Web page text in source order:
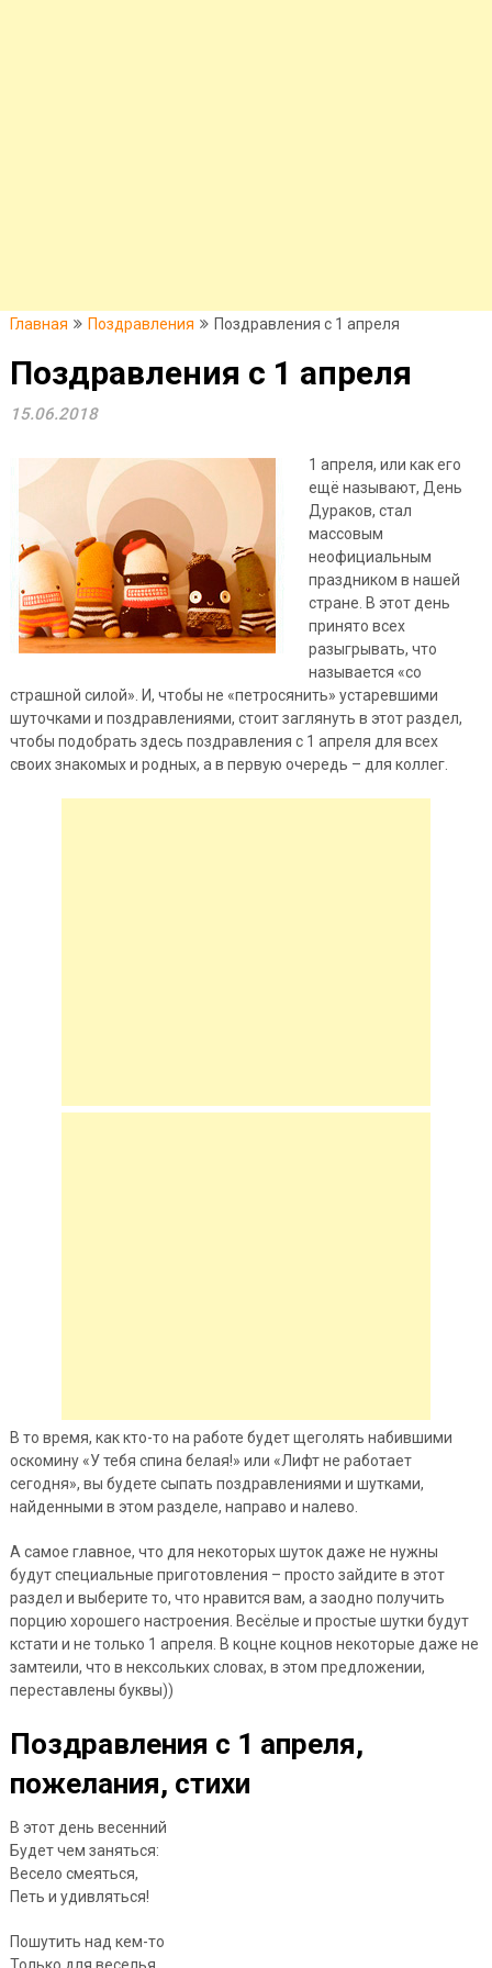
Главная Поздравления Поздравления с 1 апреля
Поздравления с 1 апреля
15.06.2018
1 апреля, или как его
ещё называют, День
Дураков, стал
массовым
неофициальным
праздником в нашей
стране. В этот день
принято всех
разыгрывать, что
называется «со
страшной силой». И, чтобы не «петросянить» устаревшими
шуточками и поздравлениями, стоит заглянуть в этот раздел,
чтобы подобрать здесь поздравления с 1 апреля для всех
своих знакомых и родных, а в первую очередь – для коллег.
В то время, как кто-то на работе будет щеголять набившими
оскомину «У тебя спина белая!» или «Лифт не работает
сегодня», вы будете сыпать поздравлениями и шутками,
найденными в этом разделе, направо и налево.
А самое главное, что для некоторых шуток даже не нужны
будут специальные приготовления – просто зайдите в этот
раздел и выберите то, что нравится вам, а заодно получить
порцию хорошего настроения. Весёлые и простые шутки будут
кстати и не только 1 апреля. В коцне коцнов некоторые даже не
замтеили, что в нексольких словах, в этом предложении,
переставлены буквы))
Поздравления с 1 апреля,
пожелания, стихи
В этот день весенний
Будет чем заняться:
Весело смеяться,
Петь и удивляться!
Пошутить над кем-то